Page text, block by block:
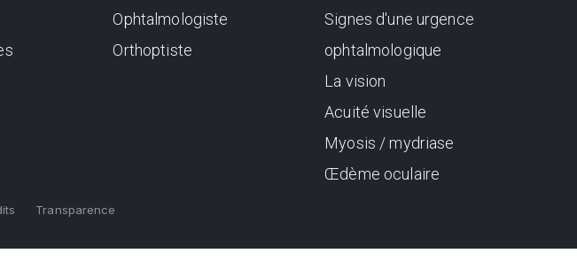
Ophtalmologiste
Orthoptiste
Signes d'une urgence
ophtalmologique
La vision
Acuité visuelle
Myosis / mydriase
Œdème oculaire
Transparence